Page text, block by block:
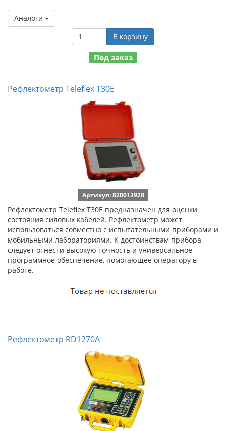
Аналоги
В корзину
Под заказ
Рефлектометр Teleflex T30E
Артикул: 820013928
Рефлектометр Teleflex T30E предназначен для оценки
состояния силовых кабелей. Рефлектометр может
использоваться совместно с испытательными приборами и
мобильными лабораториями. К достоинствам прибора
следует отнести высокую точность и универсальное
программное обеспечение, помогающее оператору в
работе.
Рефлектометр RD1270A